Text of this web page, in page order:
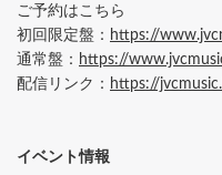
ご予約はこちら
初回限定盤： https://
通常盤： https://
配信リンク： https://
イベント情報